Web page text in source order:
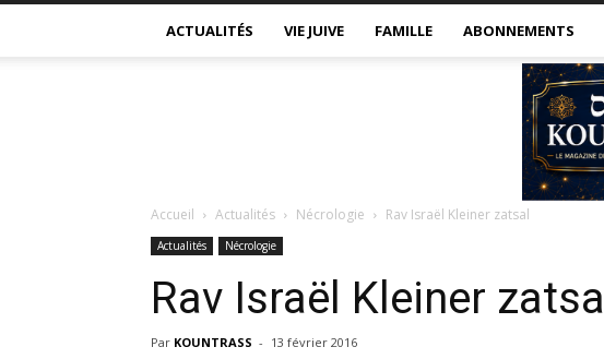
ACTUALITÉS VIE JUIVE FAMILLE ABONNEMENTS
Accueil Actualités Nécrologie Rav Israël Kleiner zatsal
Actualités Nécrologie
Rav Israël Kleiner zatsal
Par KOUNTRASS - 13 février 2016